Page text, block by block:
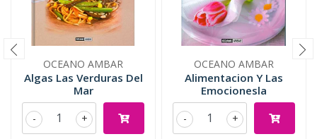
OCEANO AMBAR
Algas Las Verduras Del
Mar
+
-
OCEANO AMBAR
Alimentacion Y Las
Emocionesla
+
-